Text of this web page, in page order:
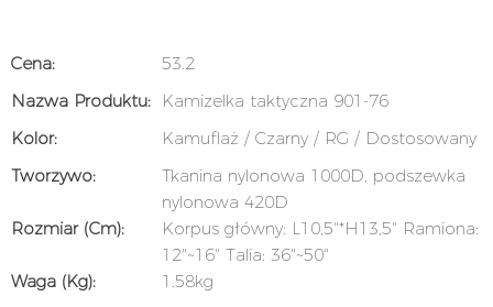
Cena:
53.2
Nazwa Produktu:
Kamizelka taktyczna 901-76
Kolor:
Kamuflaż / Czarny / RG / Dostosowany
Tworzywo:
Tkanina nylonowa 1000D, podszewka
nylonowa 420D
Rozmiar (cm):
Korpus główny: L10,5"*H13,5" Ramiona:
12"~16" Talia: 36"~50"
Waga (kg):
1.58kg